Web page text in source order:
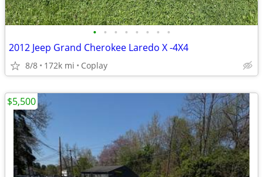
• • • • • • • •
2012 Jeep Grand Cherokee Laredo X -4X4
8/8 172k mi Coplay
$5,500